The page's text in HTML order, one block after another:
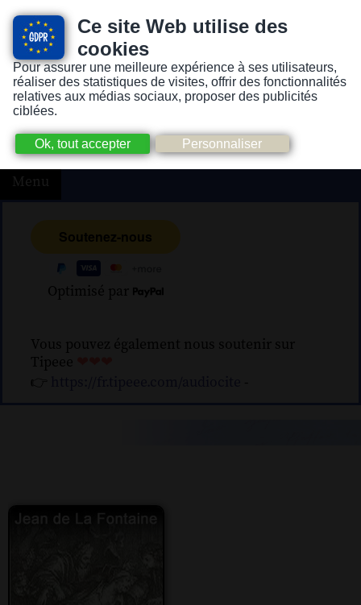
Ce site Web utilise des
cookies
Pour assurer une meilleure expérience à ses utilisateurs,
réaliser des statistiques de visites, offrir des fonctionnalités
relatives aux médias sociaux, proposer des publicités
ciblées.
Version pour personnes mal-voyantes ou non-voyantes
Menu
Optimisé par
Vous pouvez également nous soutenir sur
Tipeee
👉
-